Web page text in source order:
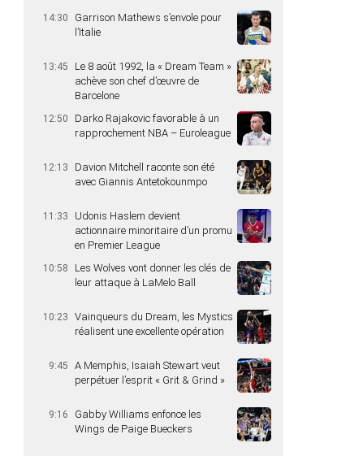
14:30
Garrison Mathews s’envole pour
l’Italie
13:45
Le 8 août 1992, la « Dream Team »
achève son chef d’œuvre de
Barcelone
12:50
Darko Rajakovic favorable à un
rapprochement NBA – Euroleague
12:13
Davion Mitchell raconte son été
avec Giannis Antetokounmpo
11:33
Udonis Haslem devient
actionnaire minoritaire d’un promu
en Premier League
10:58
Les Wolves vont donner les clés de
leur attaque à LaMelo Ball
10:23
Vainqueurs du Dream, les Mystics
réalisent une excellente opération
9:45
A Memphis, Isaiah Stewart veut
perpétuer l’esprit « Grit & Grind »
9:16
Gabby Williams enfonce les
Wings de Paige Bueckers